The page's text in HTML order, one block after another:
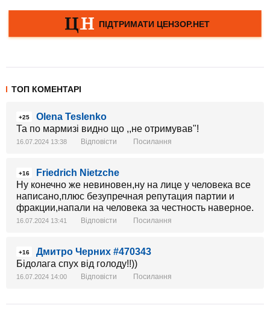
ТОП КОМЕНТАРІ
+25
Olena Teslenko
Та по мармизі видно що ,,не отримував"!
16.07.2024 13:38 Відповісти Посилання
+16
Friedrich Nietzche
Ну конечно же невиновен,ну на лице у человека все
написано,плюс безупречная репутация партии и
фракции,напали на человека за честность наверное.
16.07.2024 13:41 Відповісти Посилання
+16
Дмитро Черних #470343
Бідолага спух від голоду!!))
16.07.2024 14:00 Відповісти Посилання